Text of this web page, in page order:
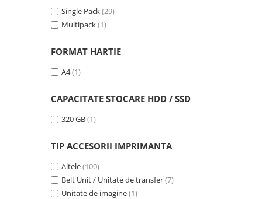
SSD-uri externe
Card reader
Placi captura
Kit mouse si tastatura
Web-cam-uri si sisteme
videoconferinta
Single Pack(29)
Multipack(1)
FORMAT HARTIE
A4(1)
CAPACITATE STOCARE HDD / SSD
320 GB(1)
TIP ACCESORII IMPRIMANTA
Altele(100)
Belt Unit / Unitate de transfer(7)
Unitate de imagine(1)